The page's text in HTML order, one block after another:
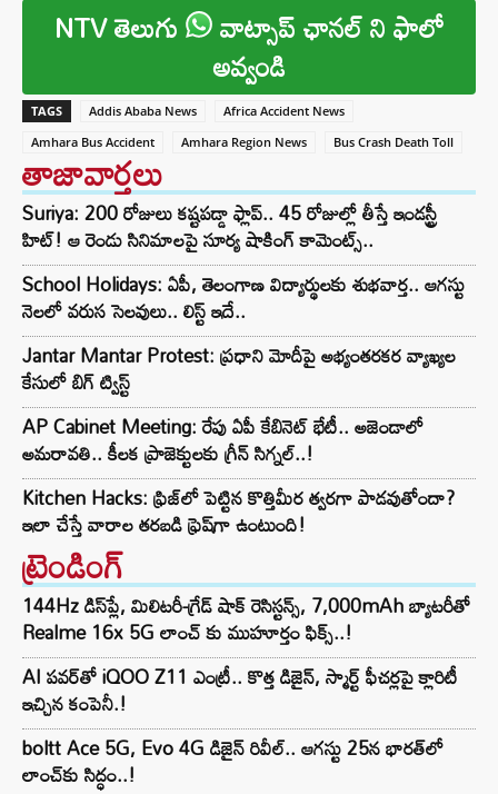
NTV తెలుగు వాట్సాప్ ఛానల్ ని ఫాలో
అవ్వండి
TAGS Addis Ababa News
Africa Accident News
Amhara Bus Accident
Amhara Region News Bus Crash Death Toll
తాజావార్తలు
Suriya: 200 రోజులు కష్టపడ్డా ఫ్లాప్.. 45 రోజుల్లో తీస్తే ఇండస్ట్రీ
హిట్! ఆ రెండు సినిమాలపై సూర్య షాకింగ్ కామెంట్స్..
School Holidays: ఏపీ, తెలంగాణ విద్యార్థులకు శుభవార్త.. ఆగస్టు
నెలలో వరుస సెలవులు.. లిస్ట్ ఇదే..
Jantar Mantar Protest: ప్రధాని మోదీపై అభ్యంతరకర వ్యాఖ్యల
కేసులో బిగ్ ట్విస్ట్
AP Cabinet Meeting: రేపు ఏపీ కేబినెట్ భేటీ.. అజెండాలో
అమరావతి.. కీలక ప్రాజెక్టులకు గ్రీన్ సిగ్నల్..!
Kitchen Hacks: ఫ్రిజ్‌లో పెట్టిన కొత్తిమీర త్వరగా పాడవుతోందా?
ఇలా చేస్తే వారాల తరబడి ఫ్రెష్‌గా ఉంటుంది!
ట్రెండింగ్‌
144Hz డిస్‌ప్లే, మిలిటరీ-గ్రేడ్ షాక్ రెసిస్టన్స్, 7,000mAh బ్యాటరీతో
Realme 16x 5G లాంచ్ కు ముహూర్తం ఫిక్స్..!
AI పవర్‌తో iQOO Z11 ఎంట్రీ.. కొత్త డిజైన్, స్మార్ట్ ఫీచర్లపై క్లారిటీ
ఇచ్చిన కంపెనీ.!
boltt Ace 5G, Evo 4G డిజైన్ రివీల్.. ఆగస్టు 25న భారత్‌లో
లాంచ్‌కు సిద్ధం..!